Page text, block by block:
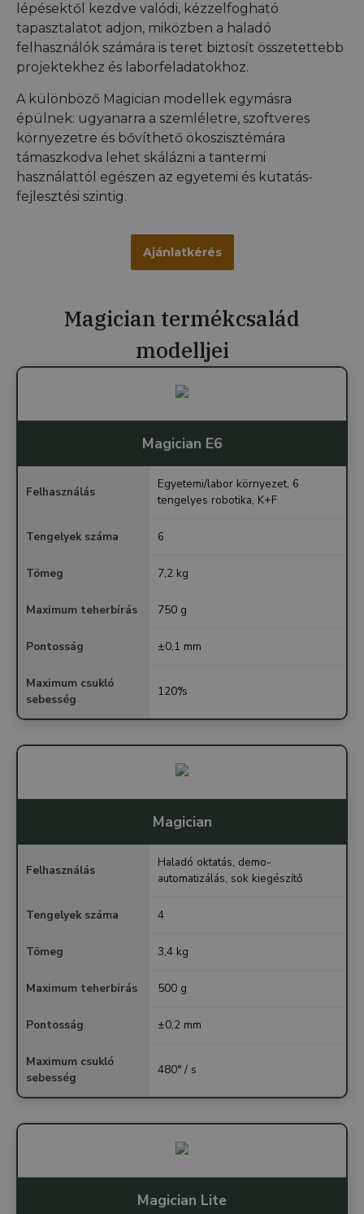
lépésektől kezdve valódi, kézzelfogható
tapasztalatot adjon, miközben a haladó
felhasználók számára is teret biztosít összetettebb
projektekhez és laborfeladatokhoz.
A különböző Magician modellek egymásra
épülnek: ugyanarra a szemléletre, szoftveres
környezetre és bővíthető ökoszisztémára
támaszkodva lehet skálázni a tantermi
használattól egészen az egyetemi és kutatás-
fejlesztési szintig.
Ajánlatkérés
Magician termékcsalád
modelljei
Magician E6
Felhasználás
Egyetemi/labor környezet, 6
tengelyes robotika, K+F
Tengelyek száma 6
Tömeg 7,2 kg
Maximum teherbírás 750 g
Pontosság ±0,1 mm
Maximum csukló
sebesség
120°/s
Magician
Felhasználás
Haladó oktatás, demo-
automatizálás, sok kiegészítő
Tengelyek száma 4
Tömeg 3,4 kg
Maximum teherbírás 500 g
Pontosság ±0,2 mm
Maximum csukló
sebesség
480° / s
Magician Lite